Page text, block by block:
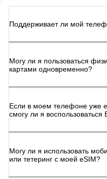
Поддерживает ли мой
Могу ли я пользоваться
картами одновременно?
Если в моем телефоне уже
смогу ли я воспользоваться
Могу ли я использовать
или тетеринг с моей eSIM?